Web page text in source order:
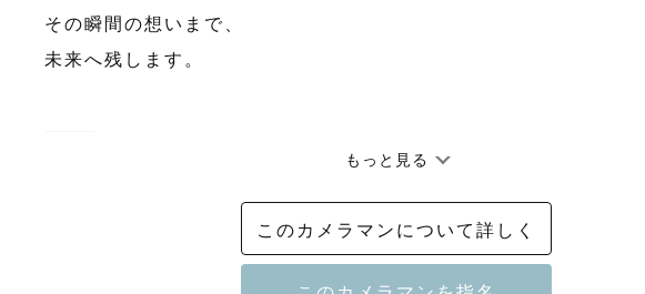
その瞬間の想いまで、
未来へ残します。
社内上位10％のプラチナランクカメラマンとして活動しています。
これまでに200組以上のご家族やカップルを撮影してきました。
もっと見る
このカメラマンについて詳しく